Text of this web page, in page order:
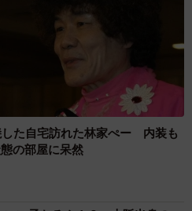
した自宅訪れた林家ぺー 内装も
の部屋に呆然